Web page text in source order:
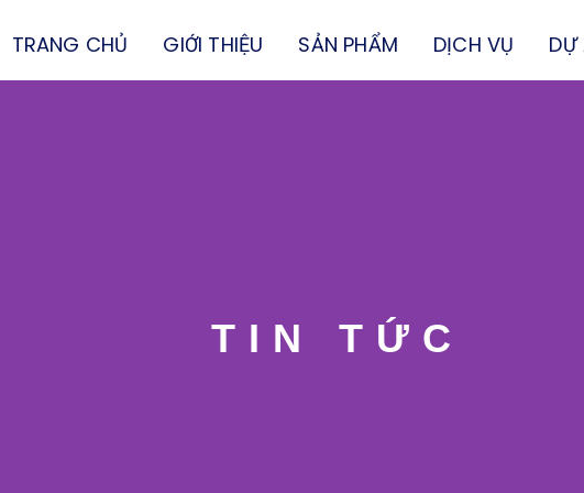
TRANG CHỦ GIỚI THIỆU SẢN PHẨM DỊCH VỤ DỰ
TIN TỨC